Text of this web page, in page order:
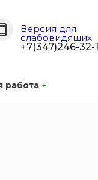
работа
Версия для
слабовидящих
+7(347)246-32-